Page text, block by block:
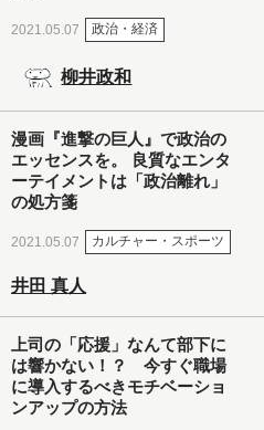
2021.05.07 政治・経済
柳井政和
漫画『進撃の巨人』で政治の
エッセンスを。 良質なエンタ
ーテイメントは「政治離れ」
の処方箋
2021.05.07 カルチャー・スポーツ
井田 真人
上司の「応援」なんて部下に
は響かない！？ 今すぐ職場
に導入するべきモチベーショ
ンアップの方法